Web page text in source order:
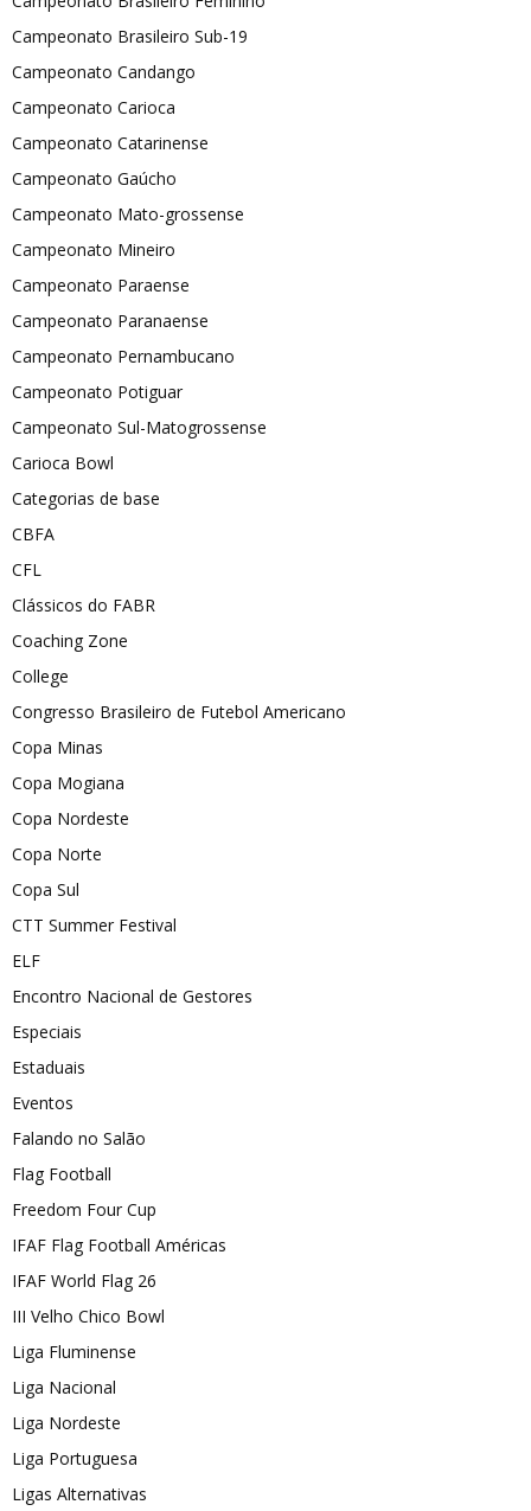
Campeonato Brasileiro Sub-19
Campeonato Candango
Campeonato Carioca
Campeonato Catarinense
Campeonato Gaúcho
Campeonato Mato-grossense
Campeonato Mineiro
Campeonato Paraense
Campeonato Paranaense
Campeonato Pernambucano
Campeonato Potiguar
Campeonato Sul-Matogrossense
Carioca Bowl
Categorias de base
CBFA
CFL
Clássicos do FABR
Coaching Zone
College
Congresso Brasileiro de Futebol Americano
Copa Minas
Copa Mogiana
Copa Nordeste
Copa Norte
Copa Sul
CTT Summer Festival
ELF
Encontro Nacional de Gestores
Especiais
Estaduais
Eventos
Falando no Salão
Flag Football
Freedom Four Cup
IFAF Flag Football Américas
IFAF World Flag 26
III Velho Chico Bowl
Liga Fluminense
Liga Nacional
Liga Nordeste
Liga Portuguesa
Ligas Alternativas